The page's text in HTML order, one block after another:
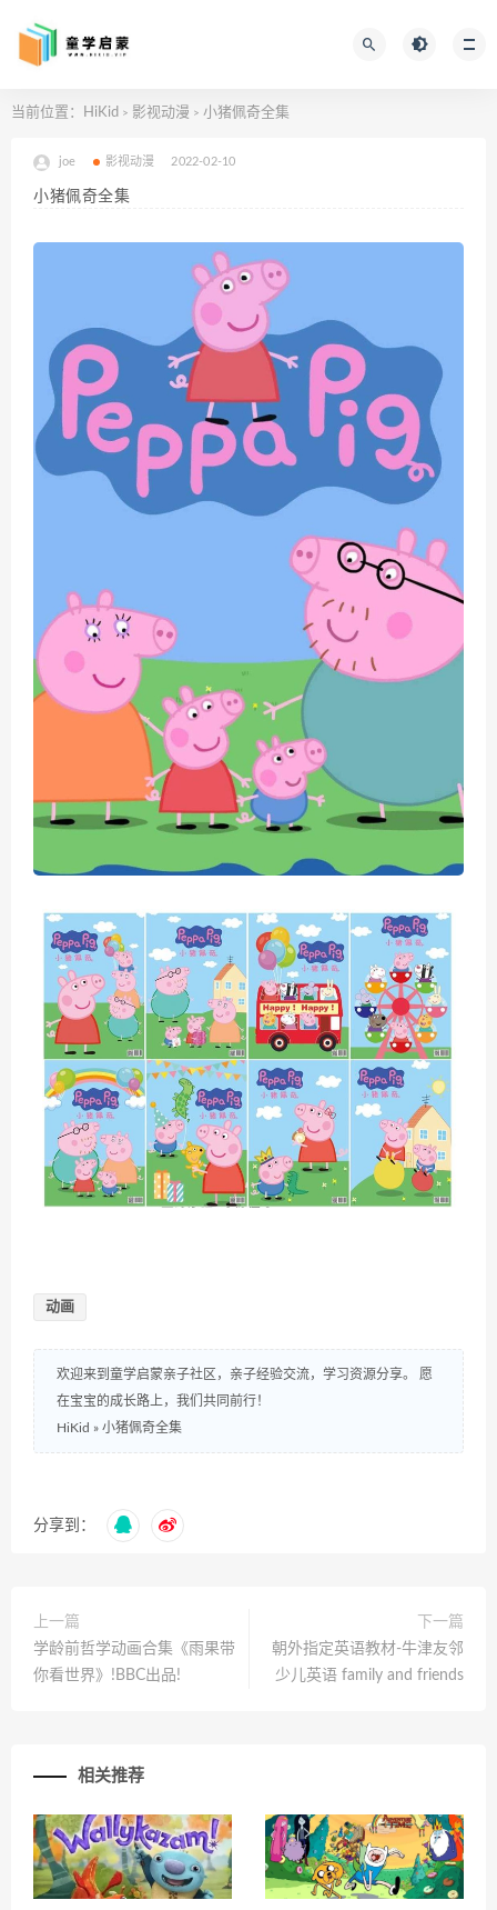
当前位置： HiKid > 影视动漫 > 小猪佩奇全集
joe 影视动漫 2022-02-10
小猪佩奇全集
动画
欢迎来到童学启蒙亲子社区，亲子经验交流，学习资源分享。 愿
在宝宝的成长路上，我们共同前行！
HiKid » 小猪佩奇全集
分享到：
上一篇
学龄前哲学动画合集《雨果带
你看世界》!BBC出品!
下一篇
朝外指定英语教材-牛津友邻
少儿英语 family and friends
相关推荐